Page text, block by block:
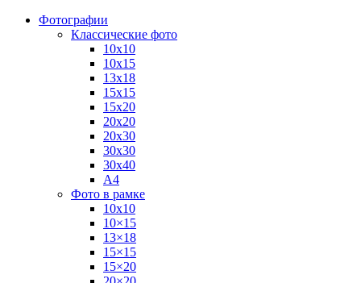
Фотографии
Классические фото
10х10
10х15
13х18
15х15
15х20
20х20
20х30
30х30
30х40
А4
Фото в рамке
10х10
10×15
13×18
15×15
15×20